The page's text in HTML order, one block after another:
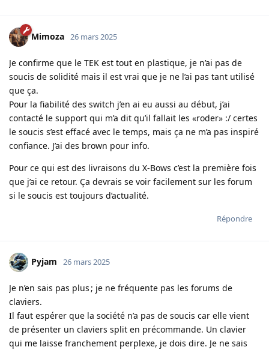
Mimoza 26 mars 2025
Je confirme que le TEK est tout en plastique, je n’ai pas de
soucis de solidité mais il est vrai que je ne l’ai pas tant utilisé
que ça.
Pour la fiabilité des switch j’en ai eu aussi au début, j’ai
contacté le support qui m’a dit qu’il fallait les «roder» :/ certes
le soucis s’est effacé avec le temps, mais ça ne m’a pas inspiré
confiance. J’ai des brown pour info.
Pour ce qui est des livraisons du X-Bows c’est la première fois
que j’ai ce retour. Ça devrais se voir facilement sur les forum
si le soucis est toujours d’actualité.
Répondre
Pyjam 26 mars 2025
Je n’en sais pas plus ; je ne fréquente pas les forums de
claviers.
Il faut espérer que la société n’a pas de soucis car elle vient
de présenter un claviers split en précommande. Un clavier
qui me laisse franchement perplexe, je dois dire. Je ne sais